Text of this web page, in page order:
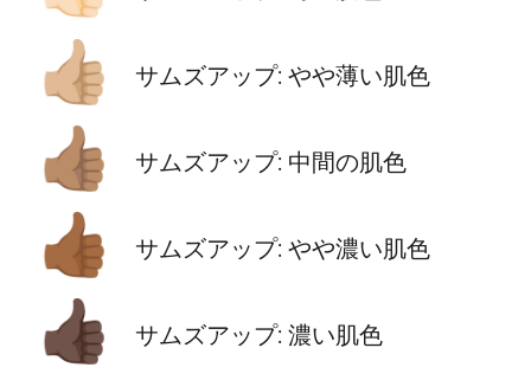
👍🏼 サムズアップ: やや薄い肌色
👍🏽 サムズアップ: 中間の肌色
👍🏾 サムズアップ: やや濃い肌色
👍🏿 サムズアップ: 濃い肌色